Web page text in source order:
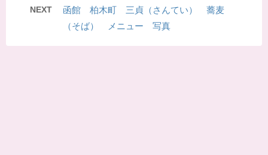
NEXT
函館 柏木町 三貞（さんてい） 蕎麦
（そば） メニュー 写真